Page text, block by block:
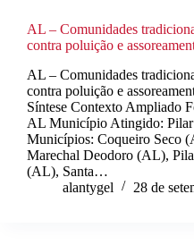
AL – Comunidades
contra poluição e
AL – Comunidades
contra poluição e
Síntese Contexto Ampliado
AL Município Atingido:
Municípios: Coqueiro Seco
Marechal Deodoro (AL),
(AL), Santa…
alantygel
28 de